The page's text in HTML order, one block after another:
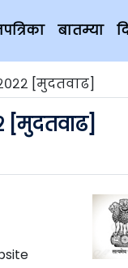
बातम्या
[मुदतवाढ]
[मुदतवाढ]